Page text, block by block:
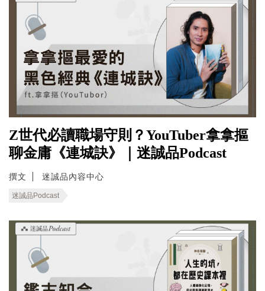
Z世代必讀職場守則？YouTuber拿拿摳
聊金庸《連城訣》｜迷誠品Podcast
撰文 迷誠品內容中心
迷誠品Podcast